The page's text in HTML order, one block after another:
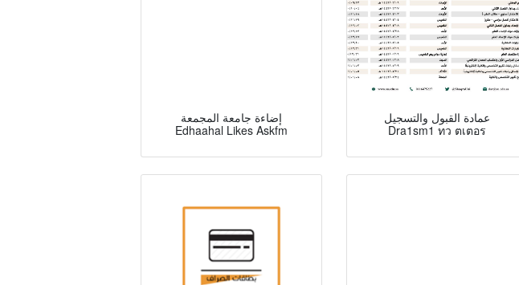
إضاءة جامعة المجمعة
Edhaahal Likes Askfm
عمادة القبول والتسجيل
Dra1sm1 ทว ตเตอร